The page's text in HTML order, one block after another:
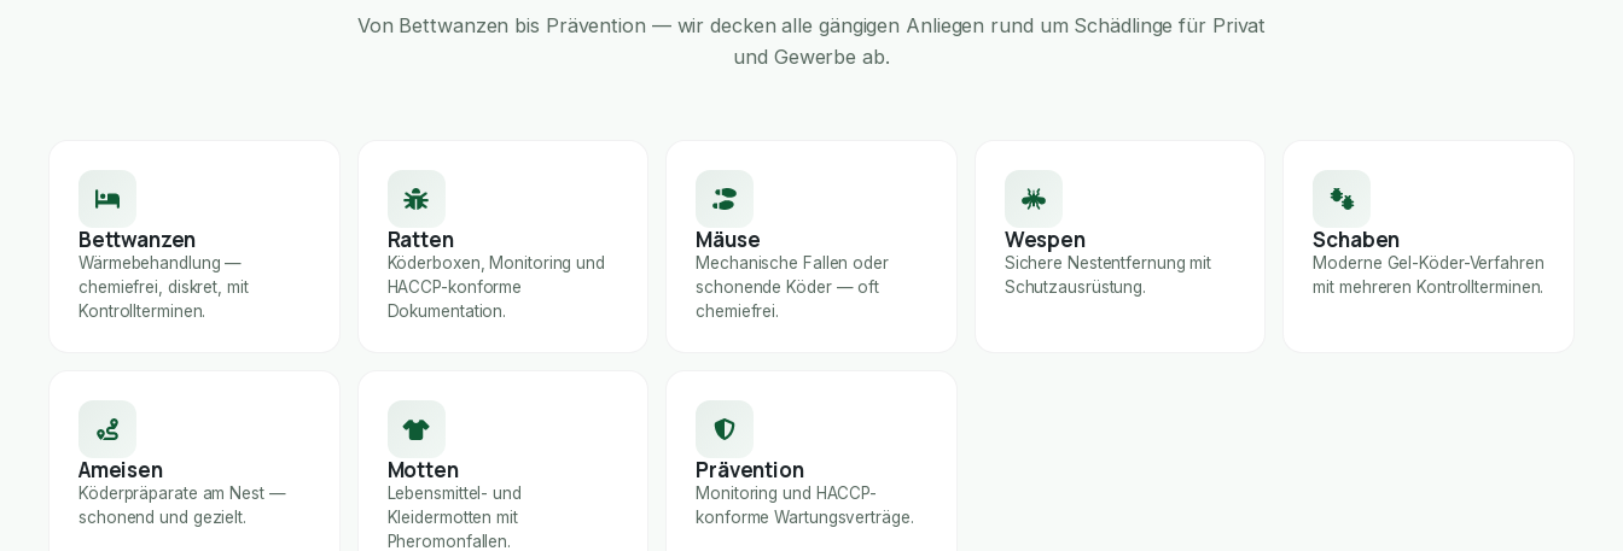
Von Bettwanzen bis Prävention — wir decken alle gängigen Anliegen rund um Schädlinge für Privat
und Gewerbe ab.
Bettwanzen
Wärmebehandlung —
chemiefrei, diskret, mit
Kontrollterminen.
Ratten
Köderboxen, Monitoring und
HACCP-konforme
Dokumentation.
Mäuse
Mechanische Fallen oder
schonende Köder — oft
chemiefrei.
Wespen
Sichere Nestentfernung mit
Schutzausrüstung.
Schaben
Moderne Gel-Köder-Verfahren
mit mehreren Kontrollterminen.
Ameisen
Köderpräparate am Nest —
schonend und gezielt.
Motten
Lebensmittel- und
Kleidermotten mit
Pheromonfallen.
Prävention
Monitoring und HACCP-
konforme Wartungsverträge.